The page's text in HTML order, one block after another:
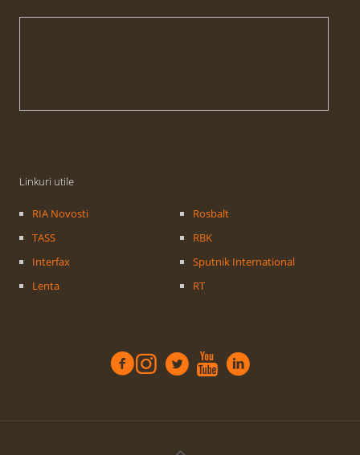
Linkuri utile
RIA Novosti
TASS
Interfax
Lenta
Rosbalt
RBK
Sputnik International
RT